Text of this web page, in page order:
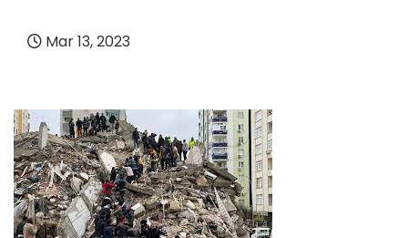
Mar 13, 2023